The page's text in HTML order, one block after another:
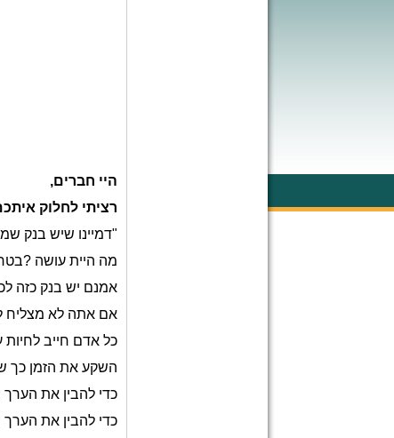
היי חברים,
רציתי לחלוק
"דמיינו שיש בנק
מה היית עושה ?
אמנם יש בנק כזה
אם אתה לא מצליח
כל אדם חייב לחיות
השקע את הזמן כך
כדי להבין את הערך
כדי להבין את הערך